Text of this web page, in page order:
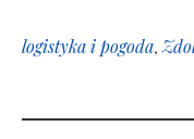
logistyka i pogoda,